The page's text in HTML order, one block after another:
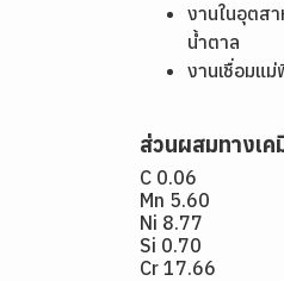
งานในอุตสา
น้ำตาล
งานเชื่อมแ
ส่วนผสมทางเค
C 0.06
Mn 5.60
Ni 8.77
Si 0.70
Cr 17.66